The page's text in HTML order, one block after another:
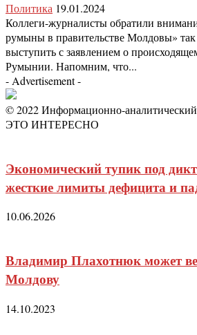
Политика 19.01.2024
Коллеги-журналисты обратили
румыны в правительстве Молдовы»
выступить с заявлением о
Румынии. Напомним, что...
- Advertisement -
© 2022 Информационно-
ЭТО ИНТЕРЕСНО
Экономический тупик под
жесткие лимиты дефицита и
10.06.2026
Владимир Плахотнюк может
Молдову
14.10.2023